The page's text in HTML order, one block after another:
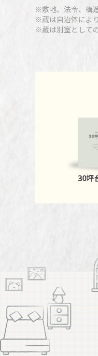
※敷地、法令、構
※蔵は自治体によ
※蔵は別室として
30坪